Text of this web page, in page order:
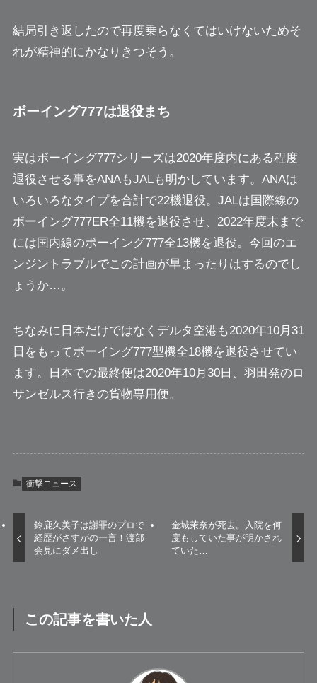
結局引き返したので再度乗らなくてはいけないためそ
れが精神的にかなりきつそう。
ボーイング777は退役まち
実はボーイング777シリーズは2020年度内にある程度
退役させる事をANAもJALも明かしています。ANAは
いろいろなタイプを合計で22機退役。 JALは国際線の
ボーイング777ER全11機を退役させ、2022年度末まで
には国内線のボーイング777全13機を退役。 今回のエ
ンジントラブルでこの計画が早まったりはするのでし
ょうか…。
ちなみに日本だけではなくデルタ空港も2020年10月31
日をもってボーイング777型機全18機を退役させてい
ます。日本での最終便は2020年10月30日、羽田発のロ
サンゼルス行きの貨物専用便。
衝撃ニュース
鈴鹿久美子は謝罪のプロで
経歴がさすがの一言！渡部
会見にダメ出し
金城茉奈が死去。入院を何
度もしていた事が明かされ
ていた…
この記事を書いた人